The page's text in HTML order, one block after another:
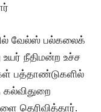
வேல்ஸ் பல்கலைக்
உயர் நீதிமன்ற உச்ச
பத்தாண்டுகளில்
கல்விதுறை
தெரிவித்தார்.